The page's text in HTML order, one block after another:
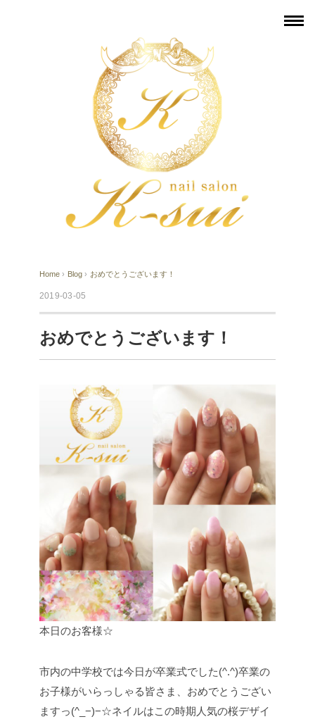
Home › Blog › おめでとうございます！
2019-03-05
おめでとうございます！
本日のお客様☆
市内の中学校では今日が卒業式でした(^.^)卒業の
お子様がいらっしゃる皆さま、おめでとうござい
ますっ(^_−)−☆ネイルはこの時期人気の桜デザイ